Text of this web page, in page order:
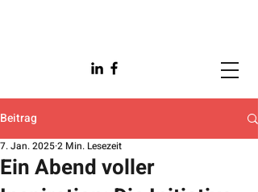
Beitrag
Ein Abend voller
7. Jan. 20252 Min. Lesezeit